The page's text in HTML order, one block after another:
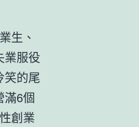
生、
業服役
笑的尾
滿6個
創業